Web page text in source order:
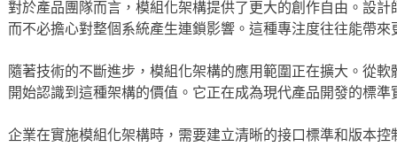
對於產品團隊而言，模組化架構提供了更大的創作自由。設
而不必擔心對整個系統產生連鎖影響。這種專注度往往能帶
隨著技術的不斷進步，模組化架構的應用範圍正在擴大。從
開始認識到這種架構的價值。它正在成為現代產品開發的標準
企業在實施模組化架構時，需要建立清晰的接口標準和版本